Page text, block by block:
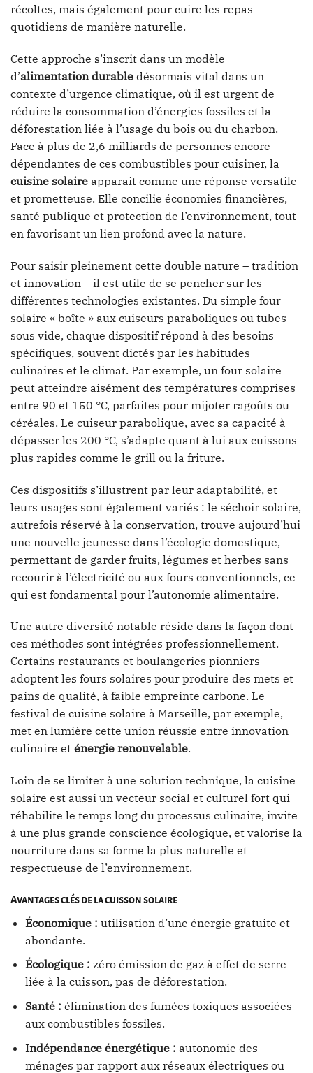
récoltes, mais également pour cuire les repas
quotidiens de manière naturelle.
Cette approche s’inscrit dans un modèle
d’alimentation durable désormais vital dans un
contexte d’urgence climatique, où il est urgent de
réduire la consommation d’énergies fossiles et la
déforestation liée à l’usage du bois ou du charbon.
Face à plus de 2,6 milliards de personnes encore
dépendantes de ces combustibles pour cuisiner, la
cuisine solaire apparait comme une réponse versatile
et prometteuse. Elle concilie économies financières,
santé publique et protection de l’environnement, tout
en favorisant un lien profond avec la nature.
Pour saisir pleinement cette double nature – tradition
et innovation – il est utile de se pencher sur les
différentes technologies existantes. Du simple four
solaire « boîte » aux cuiseurs paraboliques ou tubes
sous vide, chaque dispositif répond à des besoins
spécifiques, souvent dictés par les habitudes
culinaires et le climat. Par exemple, un four solaire
peut atteindre aisément des températures comprises
entre 90 et 150 °C, parfaites pour mijoter ragoûts ou
céréales. Le cuiseur parabolique, avec sa capacité à
dépasser les 200 °C, s’adapte quant à lui aux cuissons
plus rapides comme le grill ou la friture.
Ces dispositifs s’illustrent par leur adaptabilité, et
leurs usages sont également variés : le séchoir solaire,
autrefois réservé à la conservation, trouve aujourd’hui
une nouvelle jeunesse dans l’écologie domestique,
permettant de garder fruits, légumes et herbes sans
recourir à l’électricité ou aux fours conventionnels, ce
qui est fondamental pour l’autonomie alimentaire.
Une autre diversité notable réside dans la façon dont
ces méthodes sont intégrées professionnellement.
Certains restaurants et boulangeries pionniers
adoptent les fours solaires pour produire des mets et
pains de qualité, à faible empreinte carbone. Le
festival de cuisine solaire à Marseille, par exemple,
met en lumière cette union réussie entre innovation
culinaire et énergie renouvelable.
Loin de se limiter à une solution technique, la cuisine
solaire est aussi un vecteur social et culturel fort qui
réhabilite le temps long du processus culinaire, invite
à une plus grande conscience écologique, et valorise la
nourriture dans sa forme la plus naturelle et
respectueuse de l’environnement.
Avantages clés de la cuisson solaire
Économique : utilisation d’une énergie gratuite et
abondante.
Écologique : zéro émission de gaz à effet de serre
liée à la cuisson, pas de déforestation.
Santé : élimination des fumées toxiques associées
aux combustibles fossiles.
Indépendance énergétique : autonomie des
ménages par rapport aux réseaux électriques ou